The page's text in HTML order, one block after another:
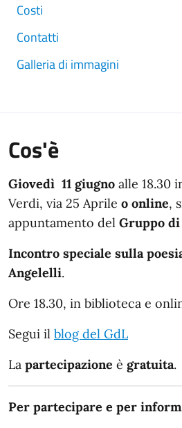
Costi
Contatti
Galleria di immagini
Cos'è
Giovedì 11 giugno alle 18.30
Verdi, via 25 Aprile o online,
appuntamento del Gruppo
Incontro speciale sulla
Angelelli.
Ore 18.30, in biblioteca e
Segui il blog del GdL
La partecipazione è gratuita.
Per partecipare e per